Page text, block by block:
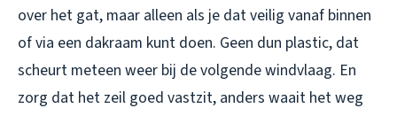
over het gat, maar alleen als je dat veilig vanaf binnen
of via een dakraam kunt doen. Geen dun plastic, dat
scheurt meteen weer bij de volgende windvlaag. En
zorg dat het zeil goed vastzit, anders waait het weg